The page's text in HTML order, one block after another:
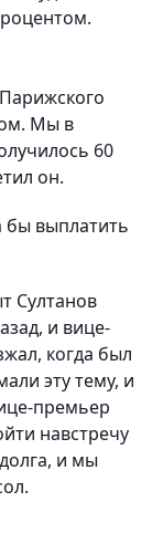
Мы в
60
он.
бы выплатить
Султанов
и вице-
когда был
эту тему, и
премьер
навстречу
и мы